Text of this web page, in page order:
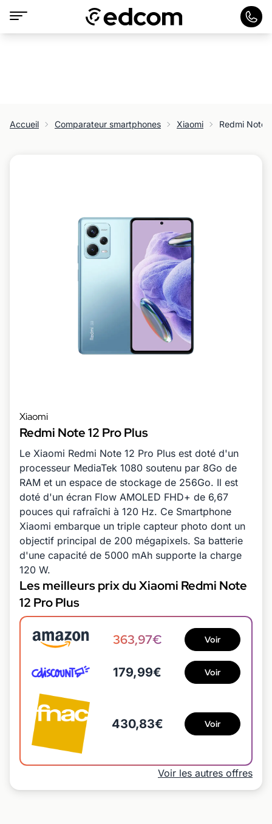
Accueil Comparateur smartphones Xiaomi Redmi Note
Xiaomi
Redmi Note 12 Pro Plus
Le Xiaomi Redmi Note 12 Pro Plus est doté d'un
processeur MediaTek 1080 soutenu par 8Go de
RAM et un espace de stockage de 256Go. Il est
doté d'un écran Flow AMOLED FHD+ de 6,67
pouces qui rafraîchi à 120 Hz. Ce Smartphone
Xiaomi embarque un triple capteur photo dont un
objectif principal de 200 mégapixels. Sa batterie
d'une capacité de 5000 mAh supporte la charge
120 W.
Les meilleurs prix du Xiaomi Redmi Note
12 Pro Plus
363,97€ Voir
179,99€ Voir
430,83€ Voir
Voir les autres offres